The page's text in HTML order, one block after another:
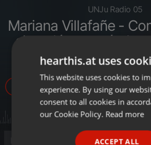
UNJu Radio 05
Mariana Villafañe -
situación económica
personas
hearthis.at uses
This website uses cookies to
experience. By using our
consent to all cookies in
our Cookie Policy. Read more
ACCEPT ALL